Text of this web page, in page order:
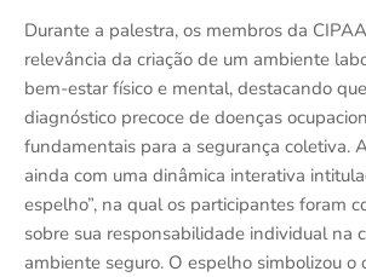
Durante a palestra, os membros da
relevância da criação de um ambiente
bem-estar físico e mental, destacando
diagnóstico precoce de doenças
fundamentais para a segurança coletiva.
ainda com uma dinâmica interativa
espelho”, na qual os participantes foram
sobre sua responsabilidade individual na
ambiente seguro. O espelho simbolizou o